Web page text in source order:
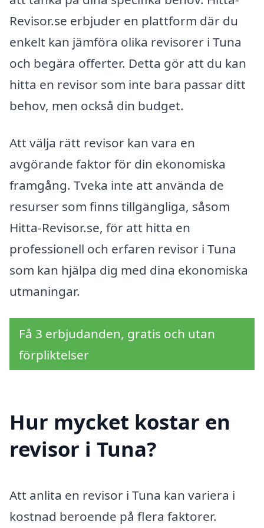
Revisor.se erbjuder en plattform där du
enkelt kan jämföra olika revisorer i Tuna
och begära offerter. Detta gör att du kan
hitta en revisor som inte bara passar ditt
behov, men också din budget.
Att välja rätt revisor kan vara en
avgörande faktor för din ekonomiska
framgång. Tveka inte att använda de
resurser som finns tillgängliga, såsom
Hitta-Revisor.se, för att hitta en
professionell och erfaren revisor i Tuna
som kan hjälpa dig med dina ekonomiska
utmaningar.
Få 3 erbjudanden, gratis och utan
förpliktelser
Hur mycket kostar en
revisor i Tuna?
Att anlita en revisor i Tuna kan variera i
kostnad beroende på flera faktorer.